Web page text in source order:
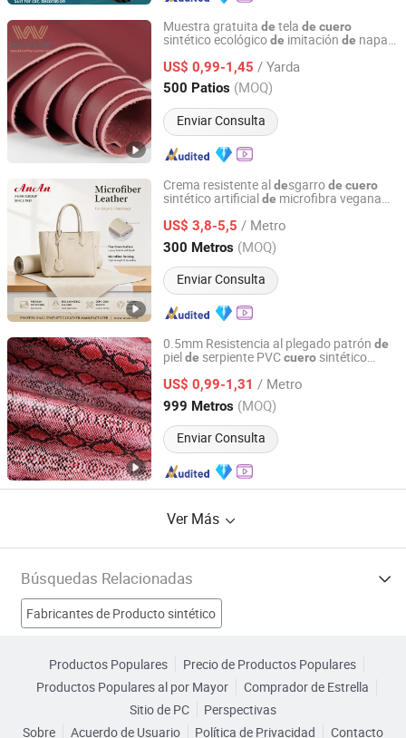
Muestra gratuita de tela de cuero
sintético ecológicode imitación de napa
demicrofibra sintética ecológica con
relieve para tapicería
US$ 0,99-1,45 / Yarda
500 Patios (MOQ)
Enviar Consulta
Quanzhou Winiw Import and Export Co., Ltd.
Fujian, China Desde 2022
Crema resistente aldesgarrode cuero
sintético artificialde microfibra vegana
fabricante certificado por RoHS
US$ 3,8-5,5 / Metro
300 Metros (MOQ)
Enviar Consulta
ANAN (CHINA) CO., LTD
Fujian, China Desde 2026
0.5mm Resistencia al plegado patrón de
pielde serpiente PVCcuerosintético
US$ 0,99-1,31 / Metro
999 Metros (MOQ)
Enviar Consulta
Ningbo Bridge Synthetic Leather Co., Ltd.
Zhejiang, China Desde 2012
Ver Más
Búsquedas Relacionadas
Fabricantes de Producto sintético
Fabricantes de Cuero Personalizado
Productos Populares
Precio de Productos Populares
Productos Populares al por Mayor
Comprador de Estrella
Sitio de PC
Perspectivas
Sobre
Acuerdo de Usuario Política de Privacidad Contacto